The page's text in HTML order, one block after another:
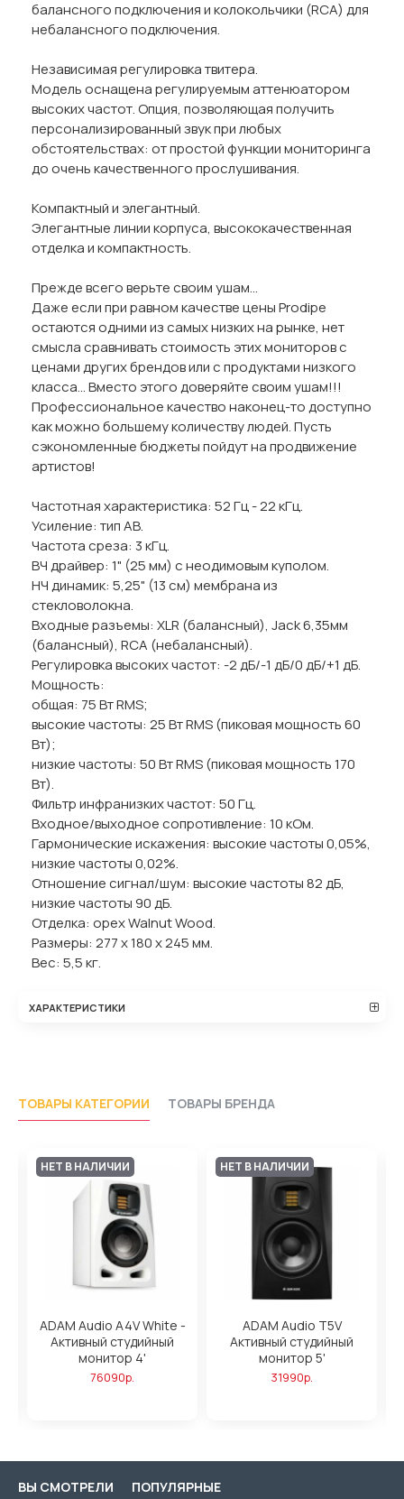
балансного подключения и колокольчики (RCA) для
небалансного подключения.
Независимая регулировка твитера.
Модель оснащена регулируемым аттенюатором
высоких частот. Опция, позволяющая получить
персонализированный звук при любых
обстоятельствах: от простой функции мониторинга
до очень качественного прослушивания.
Компактный и элегантный.
Элегантные линии корпуса, высококачественная
отделка и компактность.
Прежде всего верьте своим ушам...
Даже если при равном качестве цены Prodipe
остаются одними из самых низких на рынке, нет
смысла сравнивать стоимость этих мониторов с
ценами других брендов или с продуктами низкого
класса... Вместо этого доверяйте своим ушам!!!
Профессиональное качество наконец-то доступно
как можно большему количеству людей. Пусть
сэкономленные бюджеты пойдут на продвижение
артистов!
Частотная характеристика: 52 Гц - 22 кГц.
Усиление: тип AB.
Частота среза: 3 кГц.
ВЧ драйвер: 1" (25 мм) с неодимовым куполом.
НЧ динамик: 5,25" (13 см) мембрана из
стекловолокна.
Входные разъемы: XLR (балансный), Jack 6,35мм
(балансный), RCA (небалансный).
Регулировка высоких частот: -2 дБ/-1 дБ/0 дБ/+1 дБ.
Мощность:
общая: 75 Вт RMS;
высокие частоты: 25 Вт RMS (пиковая мощность 60
Вт);
низкие частоты: 50 Вт RMS (пиковая мощность 170
Вт).
Фильтр инфранизких частот: 50 Гц.
Входное/выходное сопротивление: 10 кОм.
Гармонические искажения: высокие частоты 0,05%,
низкие частоты 0,02%.
Отношение сигнал/шум: высокие частоты 82 дБ,
низкие частоты 90 дБ.
Отделка: орех Walnut Wood.
Размеры: 277 х 180 х 245 мм.
Вес: 5,5 кг.
ХАРАКТЕРИСТИКИ
ТОВАРЫ КАТЕГОРИИ ТОВАРЫ БРЕНДА
НЕТ В НАЛИЧИИ
ADAM Audio A4V White -
Активный студийный
монитор 4'
76090р.
НЕТ В НАЛИЧИИ
ADAM Audio T5V
Активный студийный
монитор 5'
31990р.
ВЫ СМОТРЕЛИ ПОПУЛЯРНЫЕ